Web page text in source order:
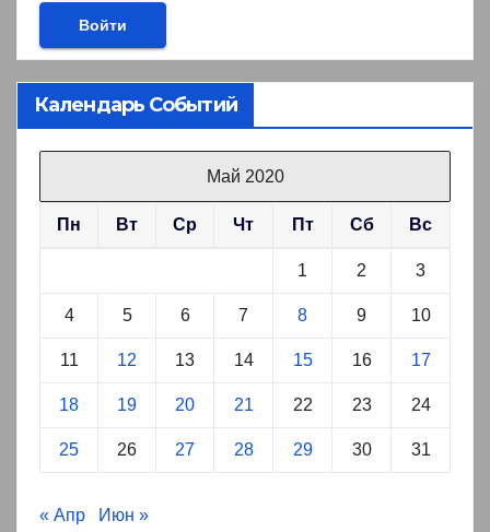
Календарь Событий
Май 2020
Пн Вт Ср Чт Пт Сб Вс
1 2 3
4 5 6 7 8 9 10
11 12 13 14 15 16 17
18 19 20 21 22 23 24
25 26 27 28 29 30 31
« Апр Июн »